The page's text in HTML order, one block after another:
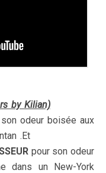
by Kilian)
odeur boisée aux
.Et
pour son odeur
dans un New-York